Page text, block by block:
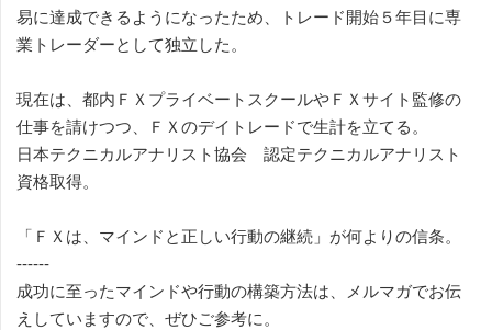
易に達成できるようになったため、トレード開始５年目に専
業トレーダーとして独立した。
現在は、都内ＦＸプライベートスクールやＦＸサイト監修の
仕事を請けつつ、ＦＸのデイトレードで生計を立てる。
日本テクニカルアナリスト協会 認定テクニカルアナリスト
資格取得。
「ＦＸは、マインドと正しい行動の継続」が何よりの信条。
------
成功に至ったマインドや行動の構築方法は、メルマガでお伝
えしていますので、ぜひご参考に。